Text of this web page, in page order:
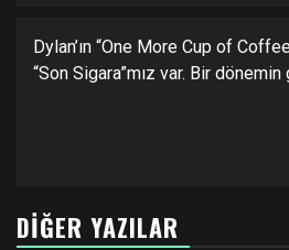
Dylan’ın “One More Cup of
“Son Sigara”mız var. Bir dönemin
DIĞER YAZILAR